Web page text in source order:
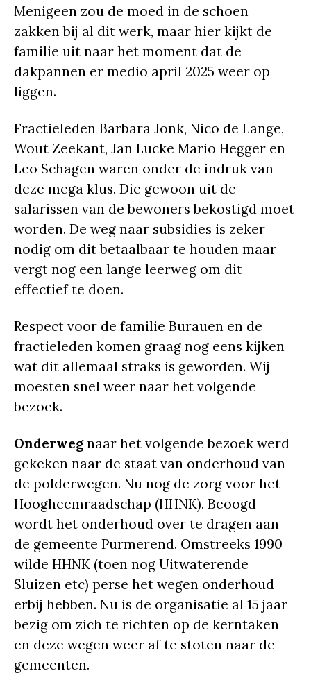
Menigeen zou de moed in de schoen
zakken bij al dit werk, maar hier kijkt de
familie uit naar het moment dat de
dakpannen er medio april 2025 weer op
liggen.
Fractieleden Barbara Jonk, Nico de Lange,
Wout Zeekant, Jan Lucke Mario Hegger en
Leo Schagen waren onder de indruk van
deze mega klus. Die gewoon uit de
salarissen van de bewoners bekostigd moet
worden. De weg naar subsidies is zeker
nodig om dit betaalbaar te houden maar
vergt nog een lange leerweg om dit
effectief te doen.
Respect voor de familie Burauen en de
fractieleden komen graag nog eens kijken
wat dit allemaal straks is geworden. Wij
moesten snel weer naar het volgende
bezoek.
Onderwegnaar het volgende bezoek werd
gekeken naar de staat van onderhoud van
de polderwegen. Nu nog de zorg voor het
Hoogheemraadschap (HHNK). Beoogd
wordt het onderhoud over te dragen aan
de gemeente Purmerend. Omstreeks 1990
wilde HHNK (toen nog Uitwaterende
Sluizen etc) perse het wegen onderhoud
erbij hebben. Nu is de organisatie al 15 jaar
bezig om zich te richten op de kerntaken
en deze wegen weer af te stoten naar de
gemeenten.